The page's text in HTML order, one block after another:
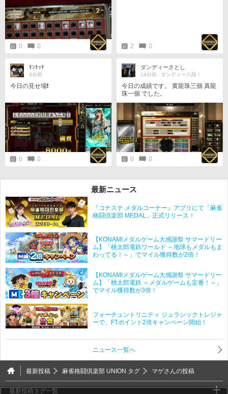
0 0 2 0
ﾓﾝﾁｯﾁ
4分前
今日の見せ場❗️
0 0
ダンディーさとし
14分前 ダンディー八段！
今日の成績です。 黄龍珠三個 真龍
珠一個 でした。
0 0
最新ニュース
『コナステ メダルコーナー』アプリにて「麻雀
格闘倶楽部 MEDAL」正式リリース！
【KONAMIメダルゲーム大感謝祭 サマードリー
ム】「桃太郎電鉄ワールド ～地球もメダルもま
わってる！～」でマイル獲得数が2倍！
【KONAMIメダルゲーム大感謝祭 サマードリー
ム】「桃太郎電鉄 ～メダルゲームも定番！～」
でマイル獲得数が3倍！
フォーチュントリニティ ジュラシックトレジャ
ーで、FTポイント2倍キャンペーン開始！
ニュース一覧へ
最新投稿 麻雀格闘倶楽部 UNION タグ マゲさんの投稿
最新投稿タグ一覧